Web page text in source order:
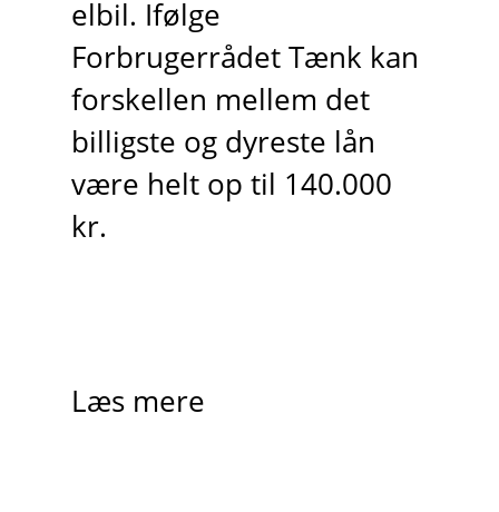
elbil. Ifølge
Forbrugerrådet Tænk kan
forskellen mellem det
billigste og dyreste lån
være helt op til 140.000
kr.
Læs mere